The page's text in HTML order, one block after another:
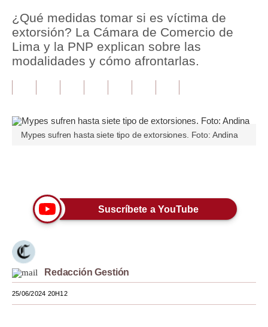
Política
Tu Dinero
Finanzas Personales
Plus G
Pregunta de hoy
Tendencias
Lujo
Viajes
¿Qué medidas tomar si es víctima de
extorsión? La Cámara de Comercio de
Lima y la PNP explican sobre las
modalidades y cómo afrontarlas.
Mypes sufren hasta siete tipo de extorsiones. Foto: Andina
Suscríbete a YouTube
Redacción Gestión
25/06/2024 20H12